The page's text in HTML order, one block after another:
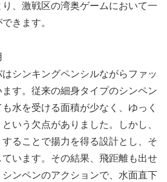
、激戦区の湾奥ゲームにおいて一
きます。
シンキングペンシルながらファッ
ます。従来の細身タイプのシンペン
水を受ける面積が少なく、ゆっく
いう欠点がありました。しかし、
ることで揚力を得る設計とし、そ
います。その結果、飛距離も出せ
ンペンのアクションで、水面直下